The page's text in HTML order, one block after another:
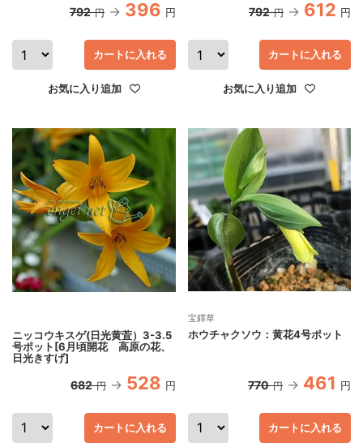
792 円 396 円
カートに入れる
お気に入り追加
792 円 612 円
カートに入れる
お気に入り追加
ニッコウキスゲ(日光黄萓）3-3.5
号ポット[6月頃開花 高原の花、
日光きすげ]
682 円 528 円
カートに入れる
宝鐸草
ホウチャクソウ：黄花4号ポット
770 円 461 円
カートに入れる